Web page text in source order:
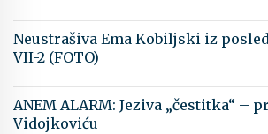
Neustrašiva Ema Kobiljski iz
VII-2 (FOTO)
ANEM ALARM: Jeziva „čestitka“ –
Vidojkoviću